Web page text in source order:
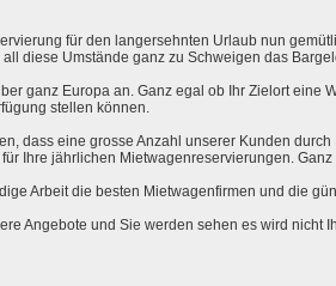
für den langersehnten Urlaub nun
diese Umstände ganz zu Schweigen das
ganz Europa an. Ganz egal ob Ihr Zielort eine
stellen können.
dass eine grosse Anzahl unserer Kunden
Ihre jährlichen Mietwagenreservierungen.
Arbeit die besten Mietwagenfirmen und die
Angebote und Sie werden sehen es wird nicht